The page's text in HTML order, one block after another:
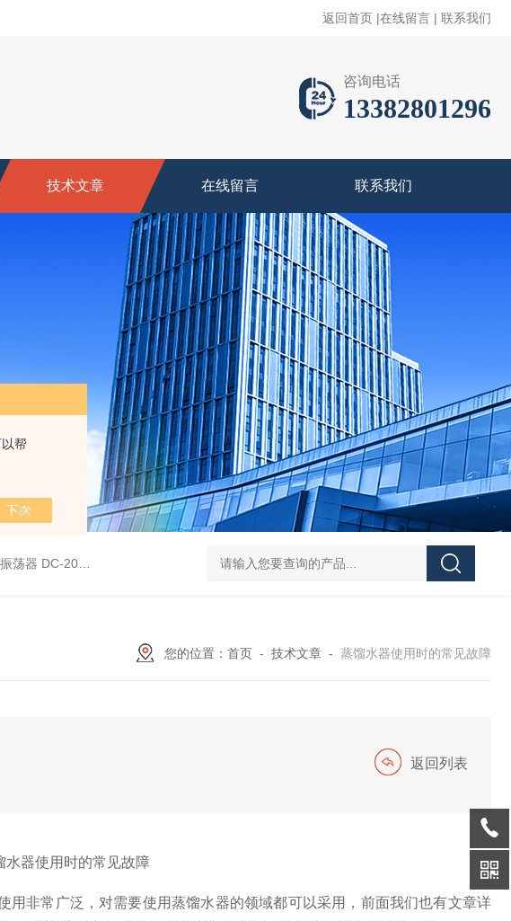
帮
返回首页 |在线留言 | 联系我们
咨询电话
13382801296
技术文章 在线留言 联系我们
荡器 DC-20L低温恒温水浴 HY-100L大容量恒温油浴锅 YHJ-20恒温搅拌油浴锅 YHJ-4D
您的位置： 首页 - 技术文章 - 蒸馏水器使用时的常见故障
返回列表
水器使用时的常见故障
用非常广泛，对需要使用蒸馏水器的领域都可以采用，前面我们也有文章详